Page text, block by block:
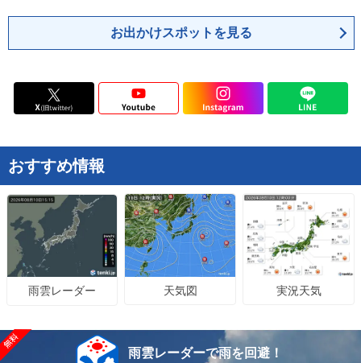
お出かけスポットを見る
おすすめ情報
雨雲レーダー 天気図 実況天気
雨雲レーダーで雨を回避！